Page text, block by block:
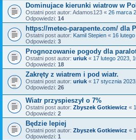
Dominujace kierunki wiatrow w
Ostatni post autor: Adamos123 « 26 marca
Odpowiedzi: 14
https://meteo-parapente.com/ dla
Ostatni post autor: Kamil Stepien « 16
Odpowiedzi: 3
Prognozowanie pogody dla
Ostatni post autor: uriuk « 17 lutego 2023,
Odpowiedzi: 18
Zakręty z wiatrem i pod wiatr.
Ostatni post autor: uriuk « 17 stycznia
Odpowiedzi: 26
Wiatr przyspieszył o 7%
Ostatni post autor: Zbyszek Gotkiewicz «
Odpowiedzi: 2
Będzie lepiej
Ostatni post autor: Zbyszek Gotkiewicz «
Odpowiedzi: 1